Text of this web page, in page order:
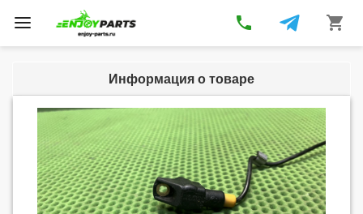
Toggle
navigation
phone shopping_cart
Информация о товаре